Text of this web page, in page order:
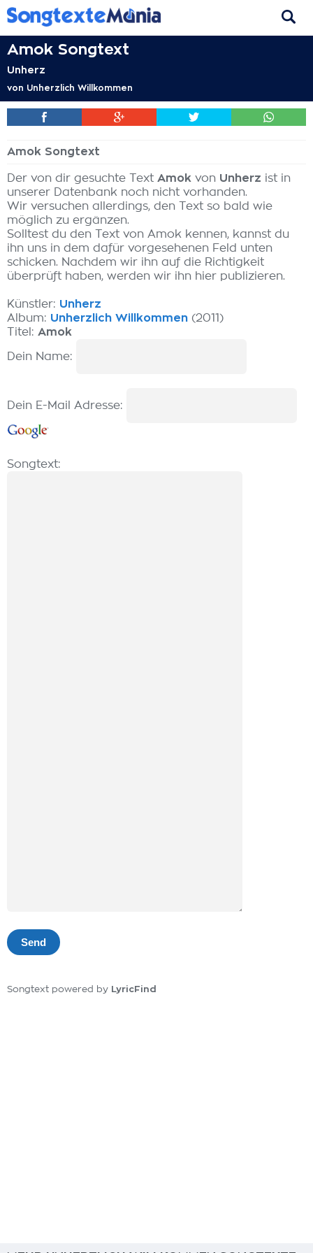
Amok Songtext
Unherz
von Unherzlich Willkommen
Amok Songtext
Der von dir gesuchte Text Amok von Unherz ist in
unserer Datenbank noch nicht vorhanden.
Wir versuchen allerdings, den Text so bald wie
möglich zu ergänzen.
Solltest du den Text von Amok kennen, kannst du
ihn uns in dem dafür vorgesehenen Feld unten
schicken. Nachdem wir ihn auf die Richtigkeit
überprüft haben, werden wir ihn hier publizieren.
Künstler: Unherz
Album: Unherzlich Willkommen (2011)
Titel: Amok
Dein Name:
Dein E-Mail Adresse:
Songtext:
Songtext powered by LyricFind